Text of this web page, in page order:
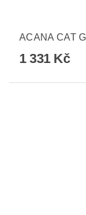
ACANA CAT
1 331 Kč